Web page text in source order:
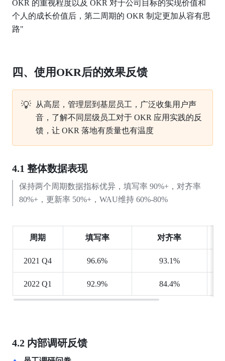
OKR 的重视程度以及 OKR 对于公司目标的实现价值和
个人的成长价值后，第二周期的 OKR 制定更加从容有思
路"
四、使用OKR后的效果反馈
💡
从高层，管理层到基层员工，广泛收集用户声
音，了解不同层级员工对于 OKR 应用实践的反
馈，让 OKR 落地有质量也有温度
4.1 整体数据表现
保持两个周期数据指标优异，填写率 90%+，对齐率
80%+，更新率 50%+，WAU维持 60%-80%
周期 填写率 对齐率
2021 Q4 96.6% 93.1%
2022 Q1 92.9% 84.4%
4.2 内部调研反馈